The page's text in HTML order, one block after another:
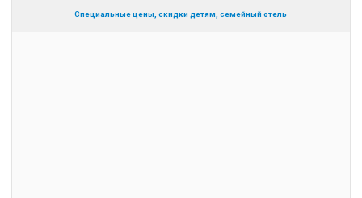
Специальные цены, скидки детям, семейный отель